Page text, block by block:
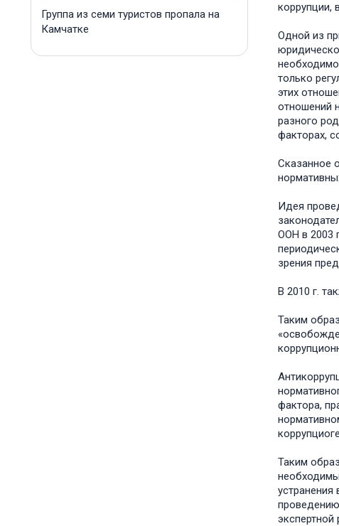
Группа из семи туристов пропала на
Камчатке
коррупции,
Одной из
только
этих
отношений
разного
факторах,
Сказанное
Идея
ООН в 2003
зрения
В 2010 г.
Таким
фактора,
Таким